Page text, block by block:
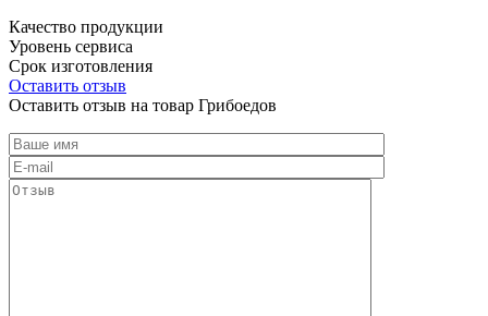
Качество продукции
Уровень сервиса
Срок изготовления
Оставить отзыв
Оставить отзыв на товар Грибоедов